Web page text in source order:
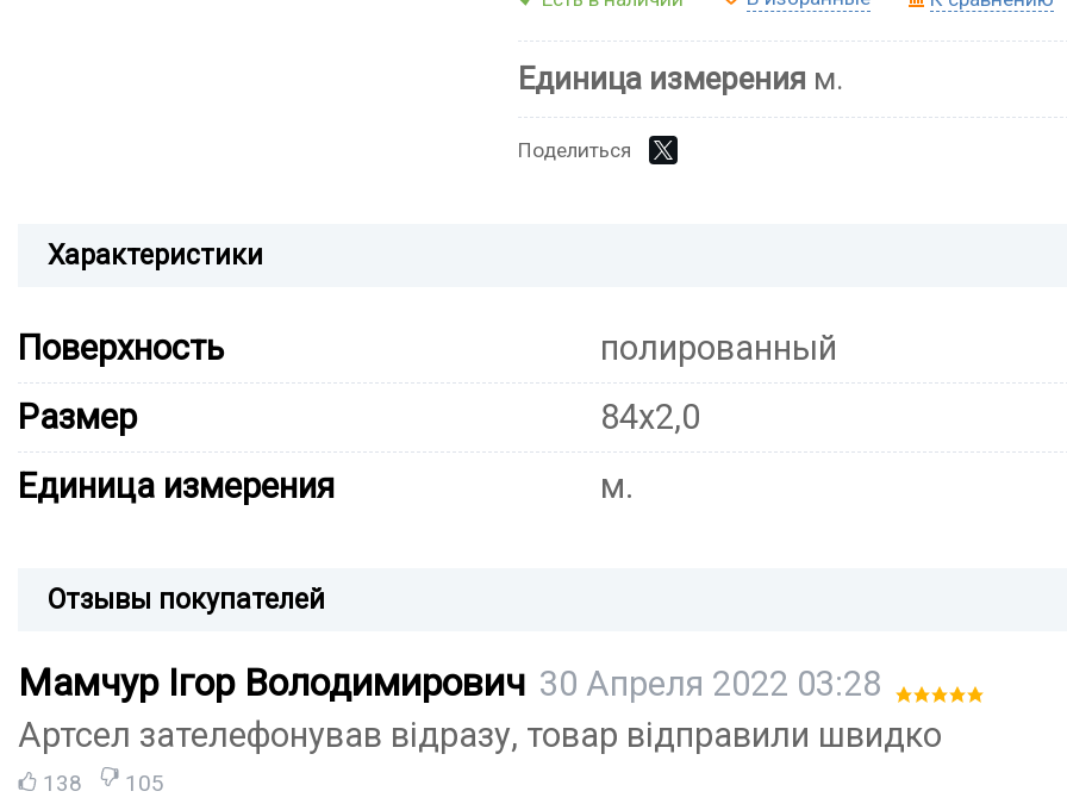
Единица измерения м.
Поделиться
Характеристики
Поверхность
полированный
Размер
84х2,0
Единица измерения
м.
Отзывы покупателей
Мамчур Ігор Володимирович 30 Апреля 2022 03:28
Артсел зателефонував відразу, товар відправили швидко
138 105